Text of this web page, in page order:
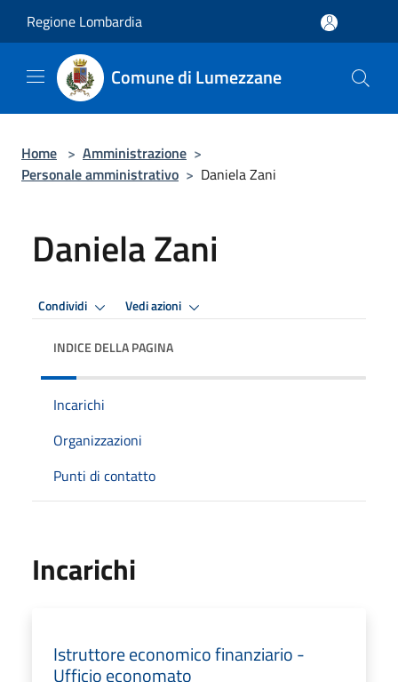
Regione Lombardia
Comune di Lumezzane
Home > Amministrazione >
Personale amministrativo > Daniela Zani
Daniela Zani
Condividi Vedi azioni
INDICE DELLA PAGINA
Incarichi
Organizzazioni
Punti di contatto
Incarichi
Istruttore economico finanziario -
Ufficio economato